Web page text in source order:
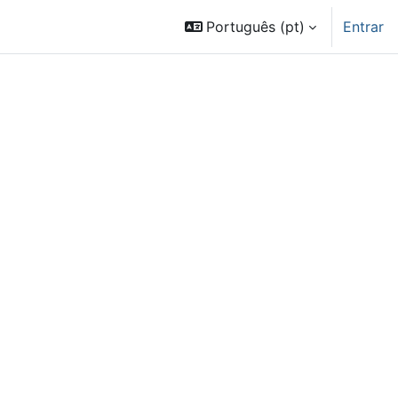
Português ‎(pt)‎ Entrar